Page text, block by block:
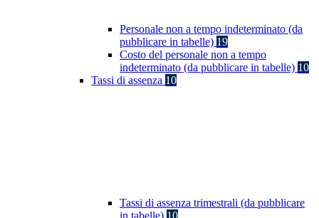
Personale non a tempo indeterminato (da
pubblicare in tabelle) 19
Costo del personale non a tempo
indeterminato (da pubblicare in tabelle) 10
Tassi di assenza 10
Tassi di assenza trimestrali (da pubblicare